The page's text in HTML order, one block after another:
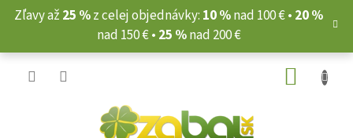
Prejsť
Zľavy až 25 %z celej objednávky: 10 %nad 100 € • 20 %
nad 150 € • 25 %nad 200 €